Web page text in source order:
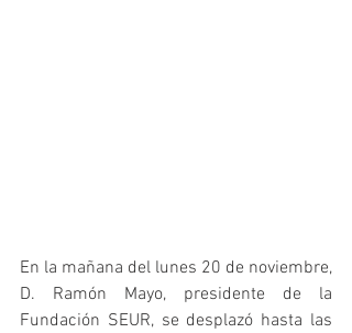
En la mañana del lunes 20 de noviembre,
D. Ramón Mayo, presidente de la
Fundación SEUR, se desplazó hasta las